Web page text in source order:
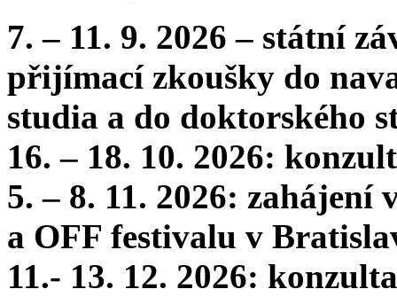
7. – 11. 9. 2026 – státní
přijímací zkoušky do
studia a do doktorského
16. – 18. 10. 2026:
5. – 8. 11. 2026:
a OFF festivalu v
11.- 13. 12. 2026: